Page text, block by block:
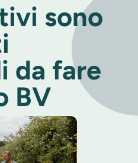
sono
da fare
BV